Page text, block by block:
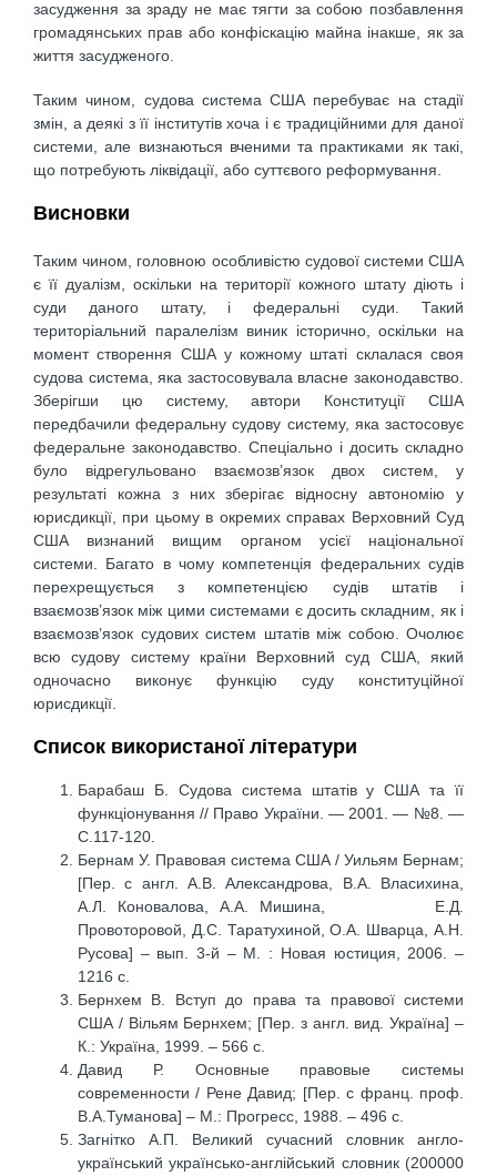
засудження за зраду не має тягти за собою позбавлення
громадянських прав або конфіскацію майна інакше, як за
життя засудженого.
Таким чином, судова система США перебуває на стадії
змін, а деякі з її інститутів хоча і є традиційними для даної
системи, але визнаються вченими та практиками як такі,
що потребують ліквідації, або суттєвого реформування.
Висновки
Таким чином, головною особливістю судової системи США
є її дуалізм, оскільки на території кожного штату діють і
суди даного штату, і федеральні суди. Такий
територіальний паралелізм виник історично, оскільки на
момент створення США у кожному штаті склалася своя
судова система, яка застосовувала власне законодавство.
Зберігши цю систему, автори Конституції США
передбачили федеральну судову систему, яка застосовує
федеральне законодавство. Спеціально і досить складно
було відрегульовано взаємозв’язок двох систем, у
результаті кожна з них зберігає відносну автономію у
юрисдикції, при цьому в окремих справах Верховний Суд
США визнаний вищим органом усієї національної
системи. Багато в чому компетенція федеральних судів
перехрещується з компетенцією судів штатів і
взаємозв’язок між цими системами є досить складним, як і
взаємозв’язок судових систем штатів між собою. Очолює
всю судову систему країни Верховний суд США, який
одночасно виконує функцію суду конституційної
юрисдикції.
Список використаної літератури
Барабаш Б. Судова система штатів у США та її
функціонування // Право України. — 2001. — №8. —
С.117-120.
Бернам У. Правовая система США / Уильям Бернам;
[Пер. с англ. А.В. Александрова, В.А. Власихина,
А.Л. Коновалова, А.А. Мишина, Е.Д.
Провоторовой, Д.С. Таратухиной, О.А. Шварца, А.Н.
Русова] – вып. 3-й – М. : Новая юстиция, 2006. –
1216 с.
Бернхем В. Вступ до права та правової системи
США / Вільям Бернхем; [Пер. з англ. вид. Україна] –
К.: Україна, 1999. – 566 с.
Давид Р. Основные правовые системы
современности / Рене Давид; [Пер. с франц. проф.
В.А.Туманова] – М.: Прогресс, 1988. – 496 с.
Загнітко А.П. Великий сучасний словник англо-
український українсько-англійський словник (200000